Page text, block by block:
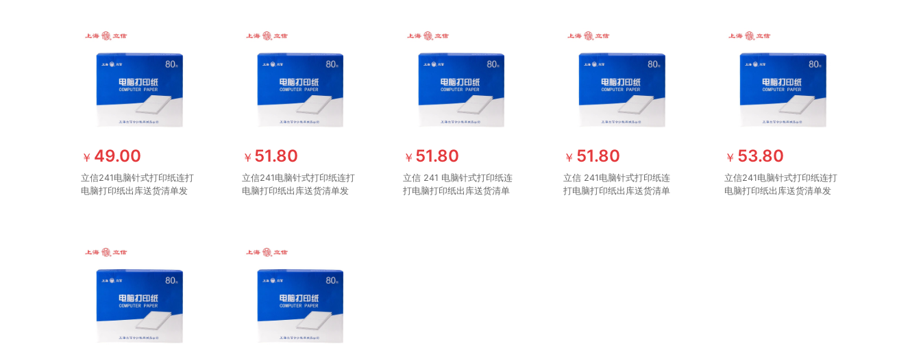
￥ 49.00
立信241电脑针式打印纸连打
电脑打印纸出库送货清单发
￥ 51.80
立信241电脑针式打印纸连打
电脑打印纸出库送货清单发
￥ 51.80
立信 241 电脑针式打印纸连
打电脑打印纸出库送货清单
￥ 51.80
立信 241电脑针式打印纸连
打电脑打印纸出库送货清单
￥ 53.80
立信241电脑针式打印纸连打
电脑打印纸出库送货清单发